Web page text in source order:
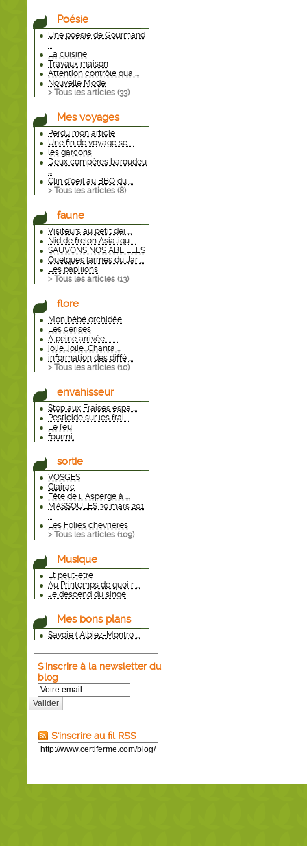
Poésie
Une poésie de Gourmand
...
La cuisine
Travaux maison
Attention contrôle qua ...
Nouvelle Mode
> Tous les articles (33)
Mes voyages
Perdu mon article
Une fin de voyage se ...
les garçons
Deux compères baroudeu
...
Clin d'oeil au BBQ du ...
> Tous les articles (8)
faune
Visiteurs au petit déj ...
Nid de frelon Asiatiqu ...
SAUVONS NOS ABEILLES
Quelques larmes du Jar ...
Les papillons
> Tous les articles (13)
flore
Mon bébé orchidée
Les cerises
A peine arrivée...... ...
jolie...jolie...Chanta ...
information des diffé ...
> Tous les articles (10)
envahisseur
Stop aux Fraises espa ...
Pesticide sur les frai ...
Le feu
fourmi,
sortie
VOSGES
Clairac
Fête de l" Asperge à ...
MASSOULES 30 mars 201
...
Les Folies chevriéres
> Tous les articles (109)
Musique
Et peut-être
Au Printemps de quoi r ...
Je descend du singe
Mes bons plans
Savoie ( Albiez-Montro ...
S'inscrire à la newsletter du
blog
Valider
S'inscrire au fil RSS